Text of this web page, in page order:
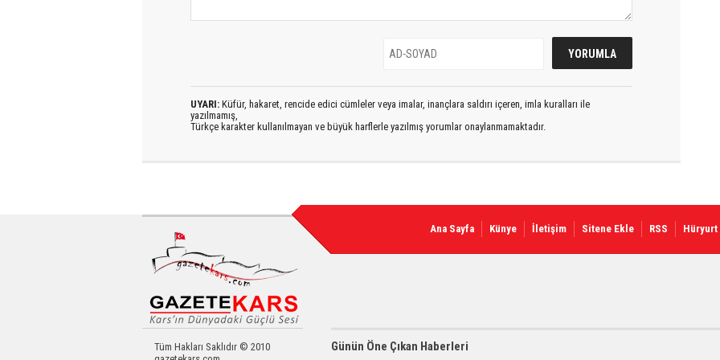
UYARI: Küfür, hakaret, rencide edici cümleler veya imalar, inançlara saldırı içeren, imla kuralları ile
yazılmamış,
Türkçe karakter kullanılmayan ve büyük harflerle yazılmış yorumlar onaylanmamaktadır.
Ana Sayfa Künye İletişim Sitene Ekle RSS Hüryurt
Tüm Hakları Saklıdır © 2010
Günün Öne Çıkan Haberleri